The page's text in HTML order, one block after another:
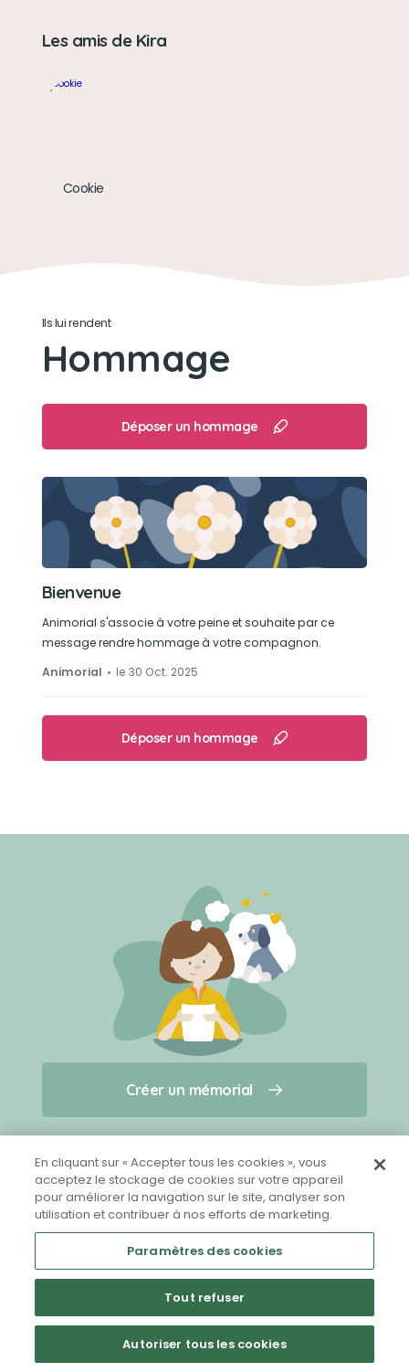
Créer un mémorial
Qui sommes-nous ?
Nous contacter
Partager sur Facebook
Inspecter mes sacs de courses
Les amis de Kira
Cookie
Ils lui rendent
Hommage
Déposer un hommage
Bienvenue
Animorial s'associe à votre peine et souhaite par ce
message rendre hommage à votre compagnon.
Animorial
le 30 Oct. 2025
Déposer un hommage
Créer un mémorial
En cliquant sur « Accepter tous les cookies », vous
acceptez le stockage de cookies sur votre appareil
pour améliorer la navigation sur le site, analyser son
utilisation et contribuer à nos efforts de marketing.
Paramètres des cookies
Tout refuser
Autoriser tous les cookies